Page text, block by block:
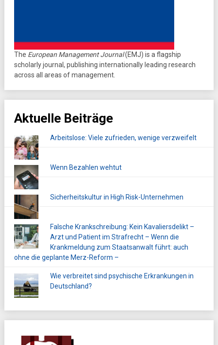
The European Management Journal(EMJ) is a flagship
scholarly journal, publishing internationally leading research
across all areas of management.
Aktuelle Beiträge
Arbeitslose: Viele zufrieden, wenige verzweifelt
Wenn Bezahlen wehtut
Sicherheitskultur in High Risk-Unternehmen
Falsche Krankschreibung: Kein Kavaliersdelikt –
Arzt und Patient im Strafrecht – Wenn die
Krankmeldung zum Staatsanwalt führt: auch
ohne die geplante Merz-Reform –
Wie verbreitet sind psychische Erkrankungen in
Deutschland?